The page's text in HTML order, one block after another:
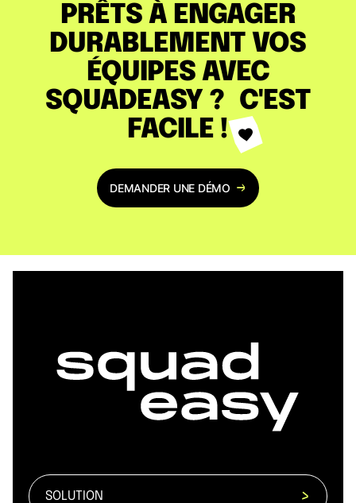
PRÊTS À ENGAGER
DURABLEMENT VOS
ÉQUIPES AVEC
SQUADEASY ? C'EST
FACILE !
DEMANDER UNE DÉMO
SOLUTION